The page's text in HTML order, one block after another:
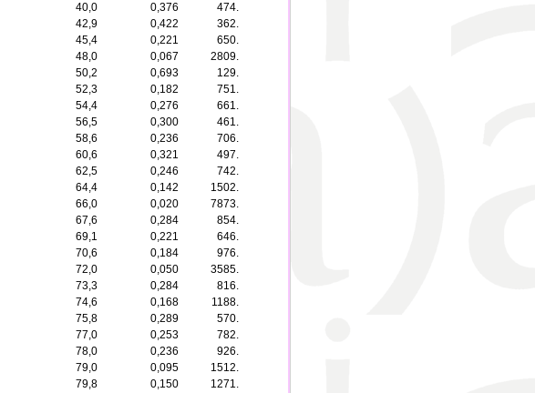
40,0 0,376
474.
42,9 0,422
362.
45,4 0,221
650.
48,0 0,067
2809.
50,2 0,693
129.
52,3 0,182
751.
54,4 0,276
661.
56,5 0,300
461.
58,6 0,236
706.
60,6 0,321
497.
62,5 0,246
742.
64,4 0,142
1502.
66,0 0,020
7873.
67,6 0,284
854.
69,1 0,221
646.
70,6 0,184
976.
72,0 0,050
3585.
73,3 0,284
816.
74,6 0,168
1188.
75,8 0,289
570.
77,0 0,253
782.
78,0 0,236
926.
79,0 0,095
1512.
79,8 0,150
1271.